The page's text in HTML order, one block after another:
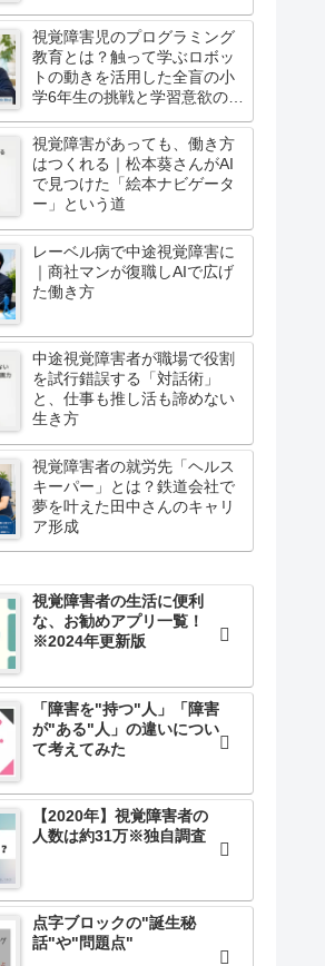
視覚障害児のプログラミング
教育とは？触って学ぶロボッ
トの動きを活用した全盲の小
学6年生の挑戦と学習意欲の高
視覚障害があっても、働き方
はつくれる｜松本葵さんがAI
で見つけた「絵本ナビゲータ
ー」という道
レーベル病で中途視覚障害に
｜商社マンが復職しAIで広げ
た働き方
中途視覚障害者が職場で役割
を試行錯誤する「対話術」
と、仕事も推し活も諦めない
生き方
視覚障害者の就労先「ヘルス
キーパー」とは？鉄道会社で
夢を叶えた田中さんのキャリ
ア形成
視覚障害者の生活に便利
な、お勧めアプリ一覧！
※2024年更新版
「障害を"持つ"人」「障害
が"ある"人」の違いについ
て考えてみた
【2020年】視覚障害者の
人数は約31万※独自調査
点字ブロックの"誕生秘
話"や"問題点"